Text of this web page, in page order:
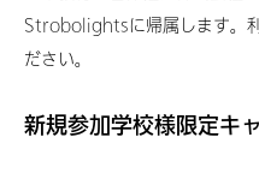
Strobolightsに帰属します。
ださい。
新規参加学校様限定キ